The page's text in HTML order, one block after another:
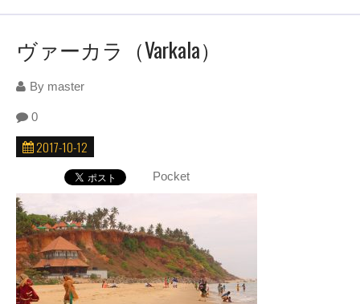
ヴァーカラ（Varkala）
By master
0
2017-10-12
Pocket